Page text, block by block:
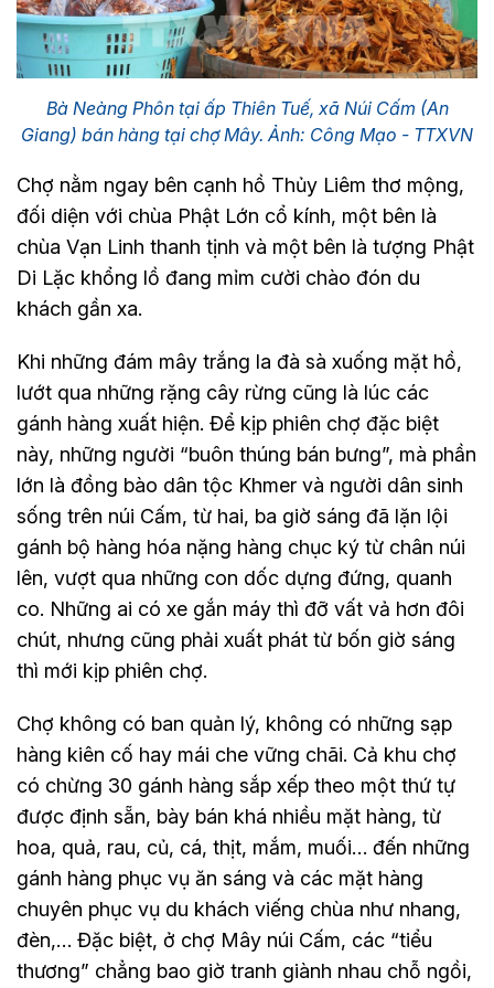
Bà Neàng Phôn tại ấp Thiên Tuế, xã Núi Cấm (An
Giang) bán hàng tại chợ Mây. Ảnh: Công Mạo - TTXVN
Chợ nằm ngay bên cạnh hồ Thủy Liêm thơ mộng,
đối diện với chùa Phật Lớn cổ kính, một bên là
chùa Vạn Linh thanh tịnh và một bên là tượng Phật
Di Lặc khổng lồ đang mỉm cười chào đón du
khách gần xa.
Khi những đám mây trắng la đà sà xuống mặt hồ,
lướt qua những rặng cây rừng cũng là lúc các
gánh hàng xuất hiện. Để kịp phiên chợ đặc biệt
này, những người “buôn thúng bán bưng”, mà phần
lớn là đồng bào dân tộc Khmer và người dân sinh
sống trên núi Cấm, từ hai, ba giờ sáng đã lặn lội
gánh bộ hàng hóa nặng hàng chục ký từ chân núi
lên, vượt qua những con dốc dựng đứng, quanh
co. Những ai có xe gắn máy thì đỡ vất vả hơn đôi
chút, nhưng cũng phải xuất phát từ bốn giờ sáng
thì mới kịp phiên chợ.
Chợ không có ban quản lý, không có những sạp
hàng kiên cố hay mái che vững chãi. Cả khu chợ
có chừng 30 gánh hàng sắp xếp theo một thứ tự
được định sẵn, bày bán khá nhiều mặt hàng, từ
hoa, quả, rau, củ, cá, thịt, mắm, muối… đến những
gánh hàng phục vụ ăn sáng và các mặt hàng
chuyên phục vụ du khách viếng chùa như nhang,
đèn,… Đặc biệt, ở chợ Mây núi Cấm, các “tiểu
thương” chẳng bao giờ tranh giành nhau chỗ ngồi,